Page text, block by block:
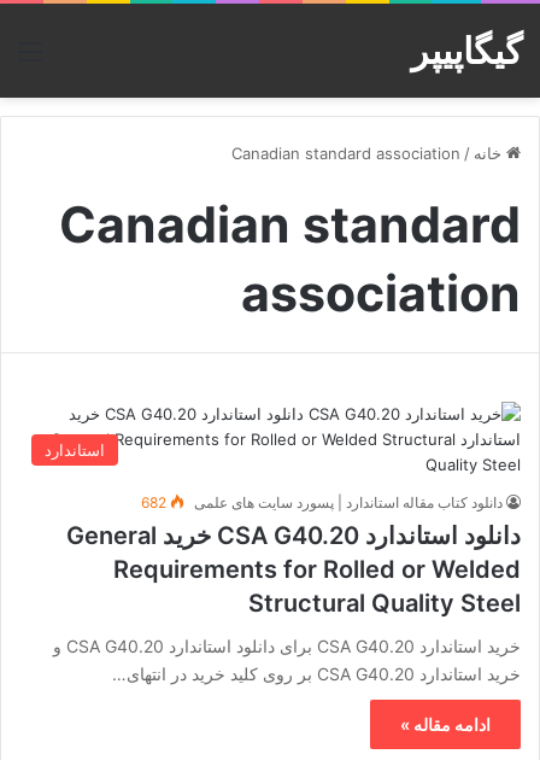
گیگاپیپر
خانه /
Canadian standard association
Canadian standard
association
استاندارد
دانلود کتاب مقاله استاندارد | پسورد سایت های علمی 682
دانلود استاندارد CSA G40.20 خرید General
Requirements for Rolled or Welded
Structural Quality Steel
خرید استاندارد CSA G40.20 برای دانلود استاندارد CSA G40.20 و
خرید استاندارد CSA G40.20 بر روی کلید خرید در انتهای…
ادامه مقاله »